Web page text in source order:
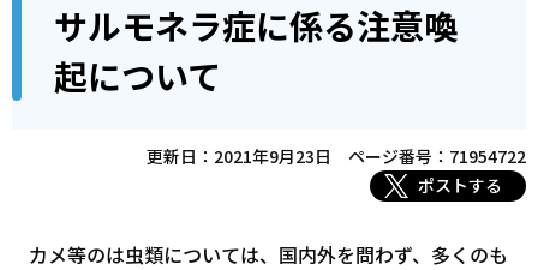
す
ら
サルモネラ症に係る注意喚
起について
更新日：2021年9月23日
ページ番号：71954722
ポストする
カメ等のは虫類については、国内外を問わず、多くのも